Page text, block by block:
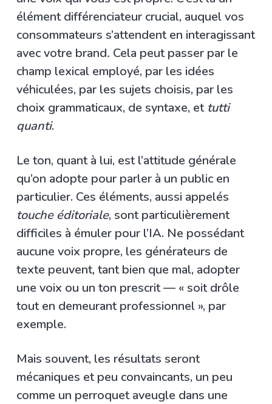
élément différenciateur crucial, auquel vos
consommateurs s’attendent en interagissant
avec votre brand. Cela peut passer par le
champ lexical employé, par les idées
véhiculées, par les sujets choisis, par les
choix grammaticaux, de syntaxe, et tutti
quanti.
Le ton, quant à lui, est l’attitude générale
qu’on adopte pour parler à un public en
particulier. Ces éléments, aussi appelés
touche éditoriale, sont particulièrement
difficiles à émuler pour l’IA. Ne possédant
aucune voix propre, les générateurs de
texte peuvent, tant bien que mal, adopter
une voix ou un ton prescrit — « soit drôle
tout en demeurant professionnel », par
exemple.
Mais souvent, les résultats seront
mécaniques et peu convaincants, un peu
comme un perroquet aveugle dans une